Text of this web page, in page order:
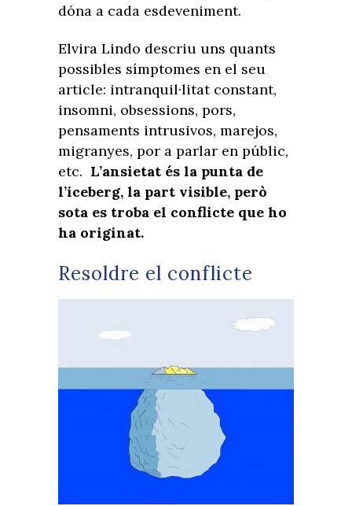
dóna a cada esdeveniment.
Elvira Lindo descriu uns quants
possibles símptomes en el seu
article: intranquil·litat constant,
insomni, obsessions, pors,
pensaments intrusivos, marejos,
migranyes, por a parlar en públic,
etc. L’ansietat és la punta de
l’iceberg, la part visible, però
sota es troba el conflicte que ho
ha originat.
Resoldre el conflicte